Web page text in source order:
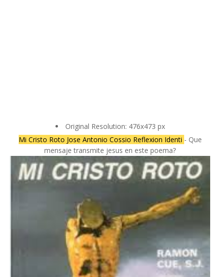
Original Resolution: 476x473 px
Mi Cristo Roto Jose Antonio Cossio Reflexion Identi - Que
mensaje transmite jesus en este poema?